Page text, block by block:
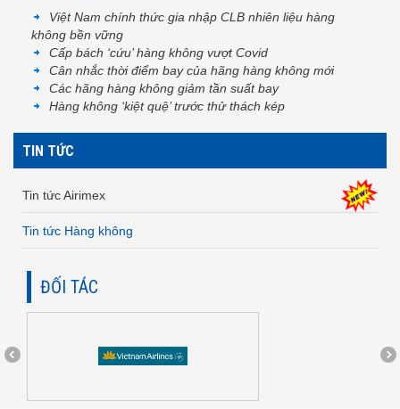
Việt Nam chính thức gia nhập CLB nhiên liệu hàng
không bền vững
Cấp bách ‘cứu’ hàng không vượt Covid
Cân nhắc thời điểm bay của hãng hàng không mới
Các hãng hàng không giảm tần suất bay
Hàng không ‘kiệt quệ’ trước thử thách kép
TIN TỨC
Tin tức Airimex
Tin tức Hàng không
ĐỐI TÁC